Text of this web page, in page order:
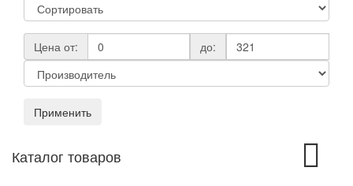
Цена от: до:
Применить
Каталог товаров
Toggle
navigation